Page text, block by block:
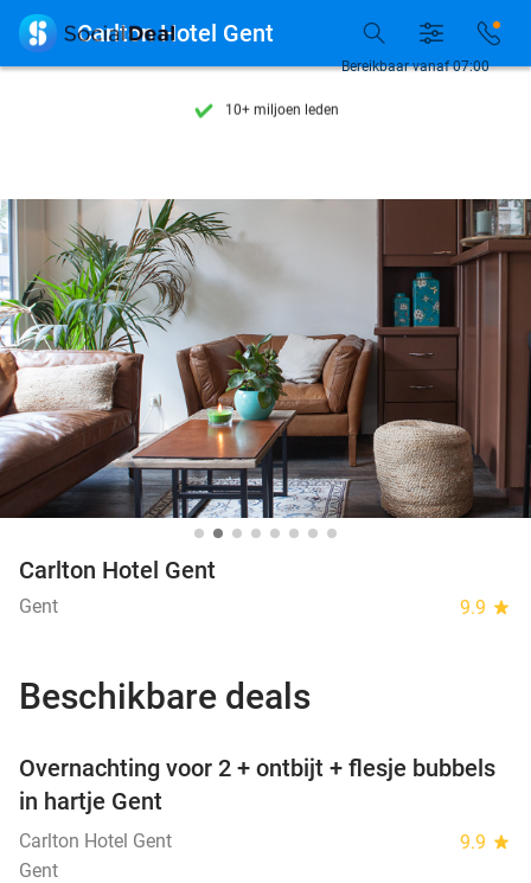
7 dagen per week beschikbaar
10+ miljoen leden
7 dagen per week beschikbaar
10+ miljoen leden
Bereikbaar vanaf 07:00
 Carlton Hotel Gent
Carlton Hotel Gent
Gent 9.9 star
Beschikbare deals
Overnachting voor 2 + ontbijt + flesje bubbels
in hartje Gent
Carlton Hotel Gent 9.9 star
Gent